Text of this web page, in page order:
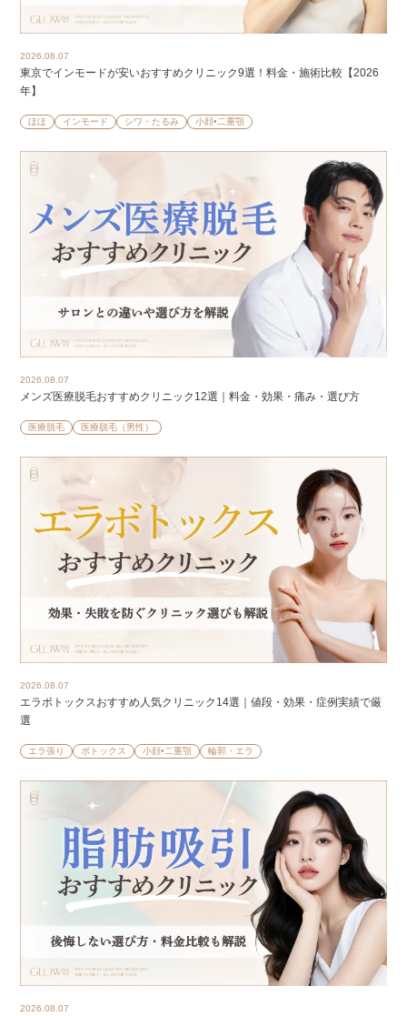
2026.08.07
東京でインモードが安いおすすめクリニック9選！料金・施術比較【2026
年】
ほほ インモード シワ・たるみ 小顔•二重顎
2026.08.07
メンズ医療脱毛おすすめクリニック12選｜料金・効果・痛み・選び方
医療脱毛 医療脱毛（男性）
2026.08.07
エラボトックスおすすめ人気クリニック14選｜値段・効果・症例実績で厳
選
エラ張り ボトックス 小顔•二重顎 輪郭・エラ
2026.08.07